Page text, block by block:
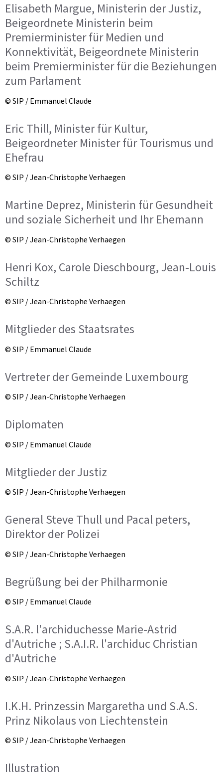
Elisabeth Margue, Ministerin der Justiz,
Beigeordnete Ministerin beim
Premierminister für Medien und
Konnektivität, Beigeordnete Ministerin
beim Premierminister für die Beziehungen
zum Parlament
© SIP / Emmanuel Claude
Eric Thill, Minister für Kultur,
Beigeordneter Minister für Tourismus und
Ehefrau
© SIP / Jean-Christophe Verhaegen
Martine Deprez, Ministerin für Gesundheit
und soziale Sicherheit und Ihr Ehemann
© SIP / Jean-Christophe Verhaegen
Henri Kox, Carole Dieschbourg, Jean-Louis
Schiltz
© SIP / Jean-Christophe Verhaegen
Mitglieder des Staatsrates
© SIP / Emmanuel Claude
Vertreter der Gemeinde Luxembourg
© SIP / Jean-Christophe Verhaegen
Diplomaten
© SIP / Emmanuel Claude
Mitglieder der Justiz
© SIP / Jean-Christophe Verhaegen
General Steve Thull und Pacal peters,
Direktor der Polizei
© SIP / Jean-Christophe Verhaegen
Begrüßung bei der Philharmonie
© SIP / Emmanuel Claude
S.A.R. l'archiduchesse Marie-Astrid
d'Autriche ; S.A.I.R. l'archiduc Christian
d'Autriche
© SIP / Jean-Christophe Verhaegen
I.K.H. Prinzessin Margaretha und S.A.S.
Prinz Nikolaus von Liechtenstein
© SIP / Jean-Christophe Verhaegen
Illustration